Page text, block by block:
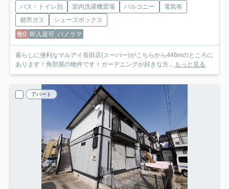
バス・トイレ別 室内洗濯機置場 バルコニー
電気有
都市ガス
シューズボックス
敷0 即入居可 パノラマ
暮らしに便利なマルアイ長田店(スーパー)がこちらから446mのところに
あります！角部屋の物件です！ガーデニングが好きな方...
もっと見る
アパート